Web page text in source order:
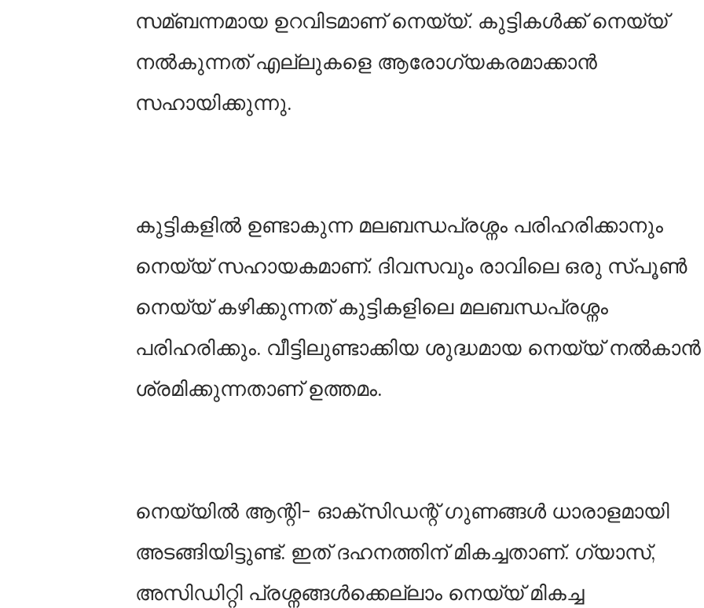
സമ്ബന്നമായ ഉറവിടമാണ് നെയ്യ്. കുട്ടികള്‍ക്ക് നെയ്യ്
നല്‍കുന്നത് എല്ലുകളെ ആരോഗ്യകരമാക്കാൻ
സഹായിക്കുന്നു.
കുട്ടികളില്‍ ഉണ്ടാകുന്ന മലബന്ധപ്രശ്നം പരിഹരിക്കാനും
നെയ്യ് സഹായകമാണ്. ദിവസവും രാവിലെ ഒരു സ്പൂണ്‍
നെയ്യ് കഴിക്കുന്നത് കുട്ടികളിലെ മലബന്ധപ്രശ്നം
പരിഹരിക്കും. വീട്ടിലുണ്ടാക്കിയ ശുദ്ധമായ നെയ്യ് നല്‍കാൻ
ശ്രമിക്കുന്നതാണ് ഉത്തമം.
നെയ്യില്‍ ആന്റി- ഓക്സിഡന്റ് ഗുണങ്ങള്‍ ധാരാളമായി
അടങ്ങിയിട്ടുണ്ട്. ഇത് ദഹനത്തിന് മികച്ചതാണ്. ഗ്യാസ്,
അസിഡിറ്റി പ്രശ്നങ്ങള്‍ക്കെല്ലാം നെയ്യ് മികച്ച